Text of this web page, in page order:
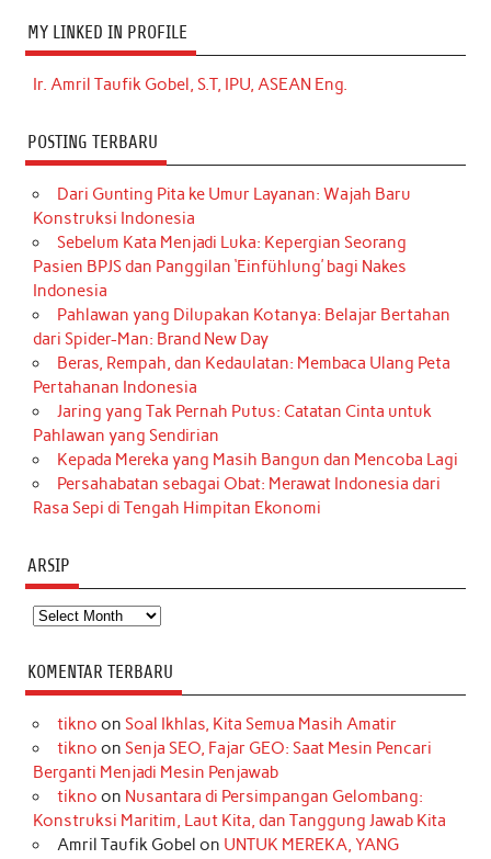
MY LINKED IN PROFILE
Ir. Amril Taufik Gobel, S.T, IPU, ASEAN Eng.
POSTING TERBARU
Dari Gunting Pita ke Umur Layanan: Wajah Baru
Konstruksi Indonesia
Sebelum Kata Menjadi Luka: Kepergian Seorang
Pasien BPJS dan Panggilan ‘Einfühlung’ bagi Nakes
Indonesia
Pahlawan yang Dilupakan Kotanya: Belajar Bertahan
dari Spider-Man: Brand New Day
Beras, Rempah, dan Kedaulatan: Membaca Ulang Peta
Pertahanan Indonesia
Jaring yang Tak Pernah Putus: Catatan Cinta untuk
Pahlawan yang Sendirian
Kepada Mereka yang Masih Bangun dan Mencoba Lagi
Persahabatan sebagai Obat: Merawat Indonesia dari
Rasa Sepi di Tengah Himpitan Ekonomi
ARSIP
Arsip
KOMENTAR TERBARU
tikno on Soal Ikhlas, Kita Semua Masih Amatir
tikno on Senja SEO, Fajar GEO: Saat Mesin Pencari
Berganti Menjadi Mesin Penjawab
tikno on Nusantara di Persimpangan Gelombang:
Konstruksi Maritim, Laut Kita, dan Tanggung Jawab Kita
Amril Taufik Gobel on UNTUK MEREKA, YANG